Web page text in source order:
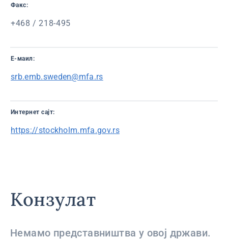
Факс:
+468 / 218-495
Е-маил:
srb.emb.sweden@mfa.rs
Интернет сајт:
https://stockholm.mfa.gov.rs
Конзулат
Немамо представништва у овој држави.